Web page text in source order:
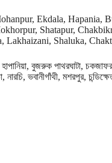
Ekdala, Hapania,
Shatapur,
Shaluka,
বুজরুক পাথরঘাটা,
ভবানীগাঁথী, মশরপুর,